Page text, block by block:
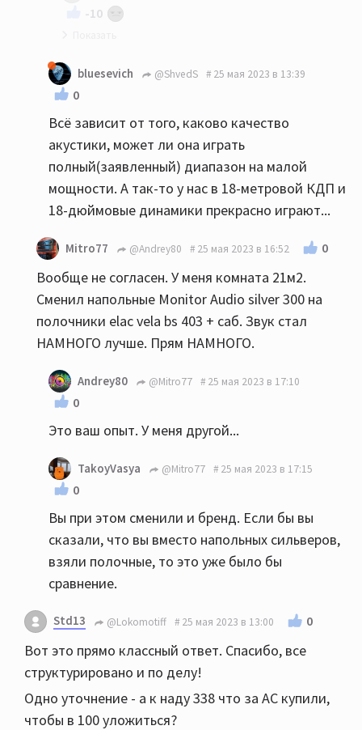
-10
Так и я Вам ни в коем случае не претензию :)
bluesevich @ShvedS 25 мая 2023 в 13:39
0
Всё зависит от того, каково качество
акустики, может ли она играть
полный(заявленный) диапазон на малой
мощности. А так-то у нас в 18-метровой КДП и
18-дюймовые динамики прекрасно играют...
Mitro77 @Andrey80 25 мая 2023 в 16:52 0
Вообще не согласен. У меня комната 21м2.
Сменил напольные Monitor Audio silver 300 на
полочники elac vela bs 403 + саб. Звук стал
НАМНОГО лучше. Прям НАМНОГО.
Andrey80 @Mitro77 25 мая 2023 в 17:10
0
Это ваш опыт. У меня другой...
TakoyVasya @Mitro77 25 мая 2023 в 17:15
0
Вы при этом сменили и бренд. Если бы вы
сказали, что вы вместо напольных сильверов,
взяли полочные, то это уже было бы
сравнение.
Std13 @Lokomotiff 25 мая 2023 в 13:00 0
Вот это прямо классный ответ. Спасибо, все
структурировано и по делу!
Одно уточнение - а к наду 338 что за АС купили,
чтобы в 100 уложиться?